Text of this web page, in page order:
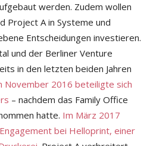
werden. Zudem wollen
Project A in Systeme und
Entscheidungen investieren.
und der Berliner Venture
in den letzten beiden Jahren
November 2016 beteiligte sich
– nachdem das Family Office
hatte. Im März 2017
bei Helloprint, einer